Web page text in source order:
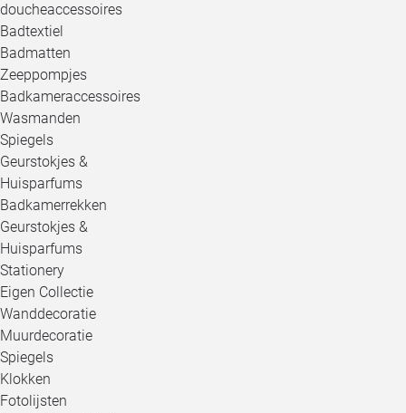
doucheaccessoires
Badtextiel
Badmatten
Zeeppompjes
Badkameraccessoires
Wasmanden
Spiegels
Geurstokjes &
Huisparfums
Badkamerrekken
Geurstokjes &
Huisparfums
Stationery
Eigen Collectie
Wanddecoratie
Muurdecoratie
Spiegels
Klokken
Fotolijsten